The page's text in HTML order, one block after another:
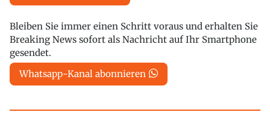
Bleiben Sie immer einen Schritt voraus und erhalten Sie
Breaking News sofort als Nachricht auf Ihr Smartphone
gesendet.
Whatsapp-Kanal abonnieren